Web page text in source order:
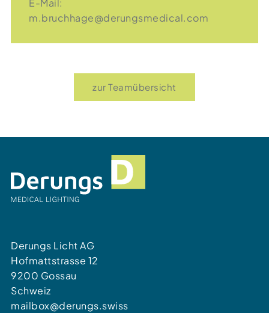
E-Mail:
m.bruchhage@derungsmedical.com
zur Teamübersicht
Derungs Licht AG
Hofmattstrasse 12
9200 Gossau
Schweiz
mailbox@derungs.swiss